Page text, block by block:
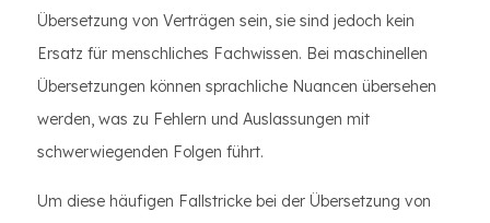
Übersetzung von Verträgen sein, sie sind jedoch kein
Ersatz für menschliches Fachwissen. Bei maschinellen
Übersetzungen können sprachliche Nuancen übersehen
werden, was zu Fehlern und Auslassungen mit
schwerwiegenden Folgen führt.
Um diese häufigen Fallstricke bei der Übersetzung von